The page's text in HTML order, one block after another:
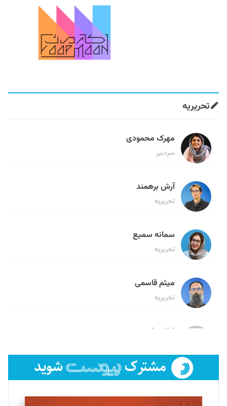
تحریریه
مهرک محمودی
سردبیر
آرش برهمند
تحریریه
سمانه سمیع
تحریریه
میثم قاسمی
تحریریه
لیلا حنارود
فائزه فتحی رستمی
تحریریه